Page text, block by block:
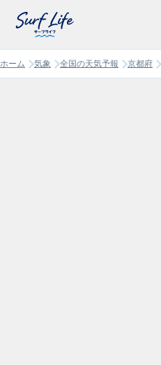
ホーム 気象 全国の天気予報 京都府